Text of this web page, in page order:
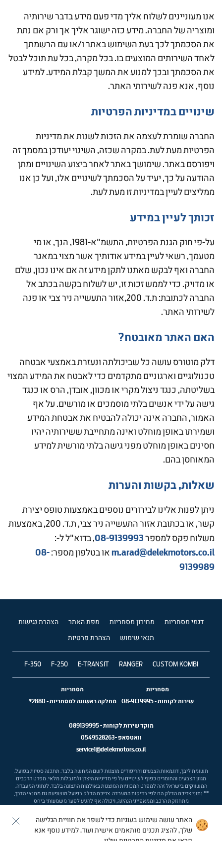
אנו מעוניינים לשלוח אליך מדי פעם מידע בדבר שירותיה
ומוצריה של החברה. מידע כזה ישוגר אליך אך ורק אם נתת
את הסכמתך לכך בעת השימוש באתר ו/או עם הרשמתך
לאחד השירותים המוצעים בו. בכל מקרה, בכל עת תוכל לבטל
את הסכמתך ובכך למנוע את המשך קבלת המידע. למידע
נוסף, אנא פנה לשירותי האתר.
שינויים במדיניות הפרטיות
החברה שומרת לעצמה את הזכות לשנות את מדיניות
הפרטיות מעת לעת. במקרה שכזה, השינוי יעודכן במסמך זה
ויפורסם באתר. שימושך באתר לאחר ביצוע השינויים ומתן
ההודעה על כך, יעיד על הסכמתך לשינויים אלו, ועל כן אנו
ממליצים לעיין במדיניות זו מעת לעת.
זכותך לעיין במידע
על-פי חוק הגנת הפרטיות, התשמ"א-1981, הנך, או מי
מטעמך, רשאי לעיין במידע אודותיך אשר מצוי במאגר
החברה ואף לבקש מאתנו לתקן מידע זה אם אינו נכון, שלם
או מדויק. כדי לממש זכות זו, יש לשלוח בקשה בכתב אל
החברה לכתובת: ת.ד. 200,אזור התעשייה ניר צבי או פנה
לשירותי האתר.
האם האתר מאובטח?
דלק מוטורס עושה כל שביכולתה ונעזרת באמצעי אבטחה
טכנולוגיים וארגוניים מתקדמים כדי לאבטח את המידע המצוי
בשליטתה, כנגד ניצול מקרי או מכוון, אובדן, הרס או כנגד
גישה על ידי אנשים בלתי מוסמכים או מורשים. על אף
האמור, החברה אינה יכולה להבטיח את אבטחת המידע
ושמירתו באופן מוחלט ואינה מתחייבת ששירותיה יהיו
חסינים באופן מוחלט מפני גישה בלתי מורשית למידע
המאוחסן בהם.
שאלות, בקשות והערות
ניתן לפנות אלינו לבירורים נוספים באמצעות טופס יצירת
קשר, או בכתובת אזור התעשייה ניר צבי, ת.ד. 200, באמצעות
משלוח פקס למספר 08-9139993, בדוא"ל ל-:
m.arad@delekmotors.co.il או בטלפון מספר: 08-
9139989
דגמי מסחריות מחירון מסחריות מפת האתר הצהרת נגישות
תנאי שימוש הצהרת פרטיות
CUSTOM KOMBI
RANGER
E-TRANSIT
F-250
F-350
מסחריות
שירות לקוחות-
08-9139995
מסחריות
מחלקה ראשונה למסחריות-
2880*
מוקד שירות לקוחות -089139995
וואטסאפ -0549528263
service1@delekmotors.co.il
תשומת ליבך, דוגמאות הצבעים והריפודים מוצגות לשם המחשה בלבד. תתכנה סטיות בפועל.
מגוון הצבעים והחומרים כפוף לשינויים על פי מדיניות היצרן ולמגבלות מלאי. מפרט הרכבים
המשווקים בישראל זהה למפרט המכוניות המוצגות באולמות התצוגה בלבד. לנתוני המעבדה.
** נתוני צריכת הדלק הם לפי בדיקות המעבדה. צריכת הדלק בפועל מושפעת גם מתנאי הדרך,
מתחזוקת הרכב וממאפייני הנהיגה, ויכולה אף להגיע לפער משמעותי ביחס
Ⓒ ford israel
האתר עושה שימוש בעוגיות כדי לשפר את חוויית הגלישה
שלך, להציג תכנים מותאמים אישית ועוד. למידע נוסף אנא